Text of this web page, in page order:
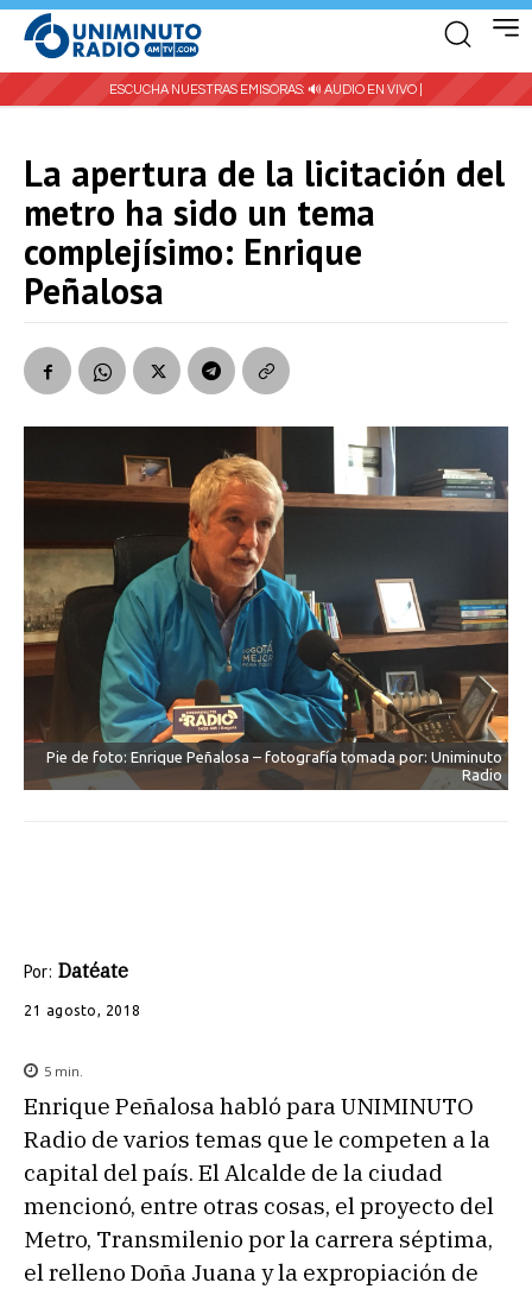
ESCUCHA NUESTRAS EMISORAS: 🔊 AUDIO EN VIVO |
La apertura de la licitación del
metro ha sido un tema
complejísimo: Enrique
Peñalosa
Pie de foto: Enrique Peñalosa – fotografía tomada por: Uniminuto
Radio
Por: Datéate
21 agosto, 2018
5 min.
Enrique Peñalosa habló para UNIMINUTO
Radio de varios temas que le competen a la
capital del país. El Alcalde de la ciudad
mencionó, entre otras cosas, el proyecto del
Metro, Transmilenio por la carrera séptima,
el relleno Doña Juana y la expropiación de